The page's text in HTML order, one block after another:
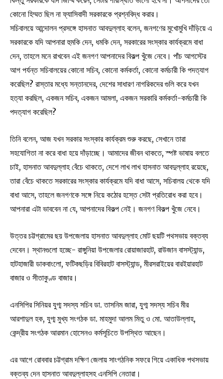
কোনো হিম্মত ছিল না ফ্যাসিবাদী সরকারকে প্রশ্নবিদ্ধ করার।
সচিবালয়ে আন্দোলন প্রসঙ্গে হাসনাত আবদুল্লাহ বলেন, জনগণের মুখোমুখি দাঁড়িয়ে এ
সরকারকে যদি আপনারা হুমকি দেন, ধমকি দেন, সরকারের সংস্কার কার্যক্রমে বাধা
দেন, তাহলে মনে রাখবেন এই জনগণ আপনাদের বিকল্প খুঁজে নেবে। পাঁচ আগস্টের
আগ পর্যন্ত সচিবালয়ের কোনো সচিব, কোনো কর্মকর্তা, কোনো কর্মচারী কি পদত্যাগ
করেছিল? রাস্তার মধ্যে সন্তানদের, দেশের সাধারণ নাগরিকদের গুলি করে যখন
হত্যা করছিল, একজন সচিব, একজন আমলা, একজন সরকারি কর্মকর্তা-কর্মচারী কি
পদত্যাগ করেছিল?
তিনি বলেন, আজ যখন সরকার সংস্কার কার্যক্রম শুরু করছে, সেখানে তারা
সহযোগিতা না করে বাধা হয়ে দাঁড়াচ্ছে। আমাদের জীবন থাকতে, স্পষ্ট ভাষায় বলতে
চাই, হাসনাত আবদুল্লাহ বেঁচে থাকতে, দেশে লাখ লাখ হাসনাত আবদুল্লাহ রয়েছে,
তারা বেঁচে থাকতে সরকারের সংস্কার কার্যক্রমে যদি বাধা আসে, সচিবালয় থেকে যদি
বাধা আসে, তাহলে জনগণকে সঙ্গে নিয়ে কঠোর হস্তে সেটা প্রতিরোধ করা হবে।
আপনারা এটা ভাববেন না যে, আপনাদের বিকল্প নেই। জনগণ বিকল্প খুঁজে নেবে।
উত্তর চট্টগ্রামের ছয় উপজেলায় হাসনাত আবদুল্লাহ মোট ছয়টি পথসভায় বক্তব্য
দেবেন। স্থানগুলো হচ্ছে- রাঙ্গুনিয়া উপজেলার রোয়াজারহাট, রাউজান বাসস্ট্যান্ড,
হাটহাজারী ডাকবাংলো, ফটিকছড়ির বিবিরহাট বাসস্ট্যান্ড, মীরসরাইয়ের বারইয়ারহাট
বাজার ও সীতাকুণ্ড বাজার।
এনসিপির সিনিয়র যুগ্ম সদস্য সচিব ডা. তাসনিম জারা, যুগ্ম সদস্য সচিব মীর
আরশাদুল হক, যুগ্ম মুখ্য সংগঠক ডা. মাহমুদা আলম মিতু ও মো. আতাউল্লাহ,
কেন্দ্রীয় সংগঠক আরমান হোসেনও কর্মসূচিতে উপস্থিত আছেন।
এর আগে রোববার চট্টগ্রাম দক্ষিণ জেলায় সাংগঠনিক সফরে গিয়ে একাধিক পথসভায়
বক্তব্য দেন হাসনাত আবদুল্লাহসহ এনসিপি নেতারা।